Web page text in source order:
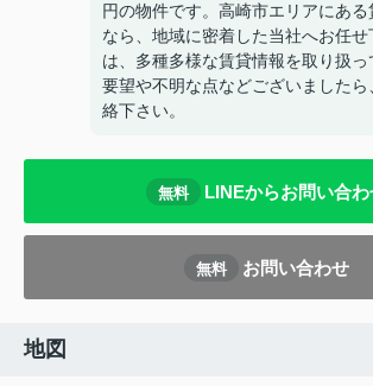
円の物件です。高崎市エリアにある
なら、地域に密着した当社へお任せ
は、多種多様な賃貸情報を取り扱
要望や不明な点などございましたら
絡下さい。
無料 LINEからお問い合わ
無料 お問い合わせ
地図